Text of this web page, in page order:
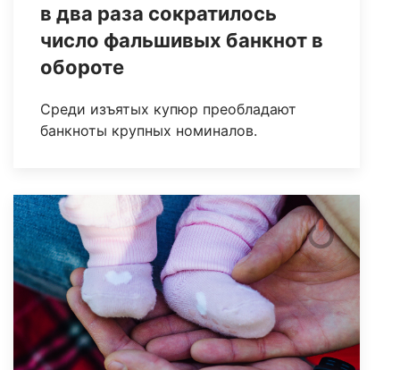
в два раза сократилось
число фальшивых банкнот в
обороте
Среди изъятых купюр преобладают
банкноты крупных номиналов.